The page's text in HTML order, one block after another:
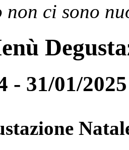
non ci sono
- 31/01/2025